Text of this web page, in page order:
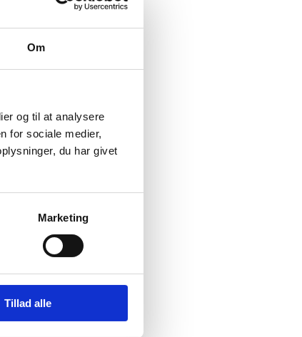
Om
og til at analysere
for sociale medier,
du har givet
Marketing
Tillad alle